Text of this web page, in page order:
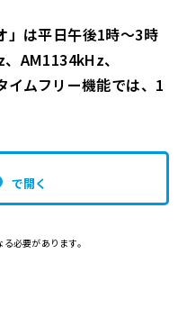
」は平日午後1時～3時
AM1134kHz、
ムフリー機能では、1
で開く
必要があります。